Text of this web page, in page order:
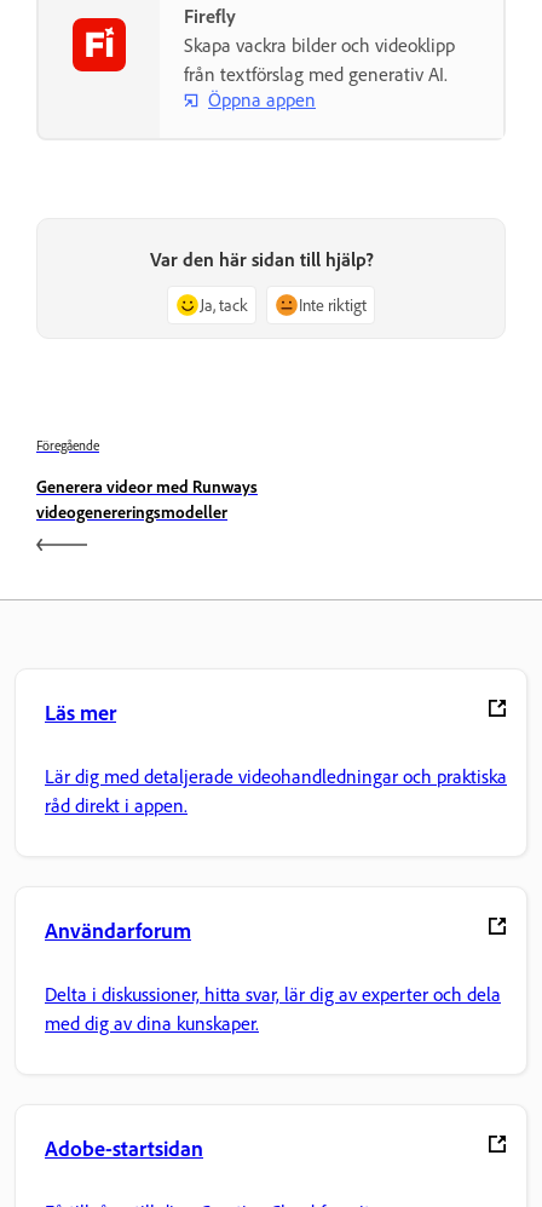
Firefly
Skapa vackra bilder och videoklipp
från textförslag med generativ AI.
Öppna appen
Var den här sidan till hjälp?
Ja, tack Inte riktigt
Föregående
Generera videor med Runways
videogenereringsmodeller
Läs mer
Lär dig med detaljerade videohandledningar och praktiska
råd direkt i appen.
Användarforum
Delta i diskussioner, hitta svar, lär dig av experter och dela
med dig av dina kunskaper.
Adobe-startsidan